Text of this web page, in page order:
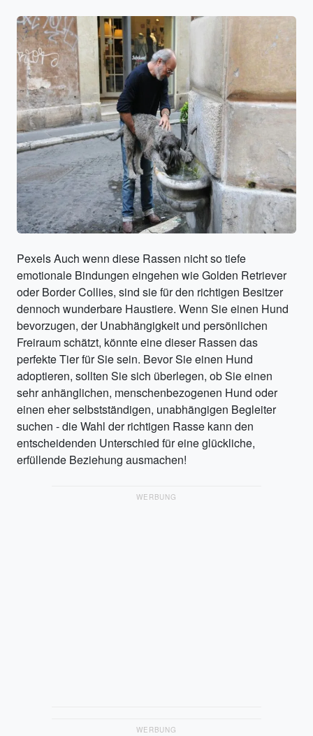
Pexels Auch wenn diese Rassen nicht so tiefe
emotionale Bindungen eingehen wie Golden Retriever
oder Border Collies, sind sie für den richtigen Besitzer
dennoch wunderbare Haustiere. Wenn Sie einen Hund
bevorzugen, der Unabhängigkeit und persönlichen
Freiraum schätzt, könnte eine dieser Rassen das
perfekte Tier für Sie sein. Bevor Sie einen Hund
adoptieren, sollten Sie sich überlegen, ob Sie einen
sehr anhänglichen, menschenbezogenen Hund oder
einen eher selbstständigen, unabhängigen Begleiter
suchen - die Wahl der richtigen Rasse kann den
entscheidenden Unterschied für eine glückliche,
erfüllende Beziehung ausmachen!
WERBUNG
WERBUNG